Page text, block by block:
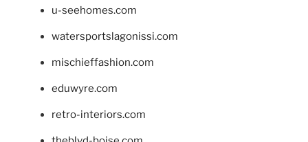
u-seehomes.com
watersportslagonissi.com
mischieffashion.com
eduwyre.com
retro-interiors.com